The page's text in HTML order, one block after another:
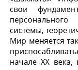
свои
системы,
Мир меняется
начале ХХ века,